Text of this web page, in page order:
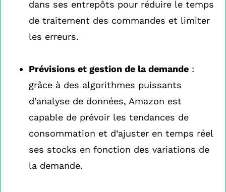
dans ses entrepôts pour réduire le temps
de traitement des commandes et limiter
les erreurs.
Prévisions et gestion de la demande :
grâce à des algorithmes puissants
d’analyse de données, Amazon est
capable de prévoir les tendances de
consommation et d’ajuster en temps réel
ses stocks en fonction des variations de
la demande.